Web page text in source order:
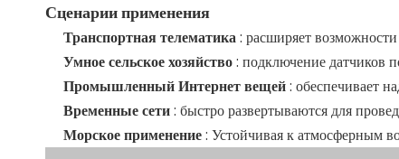
Сценарии применения
Транспортная телематика: расширяет
Умное сельское хозяйство: подключение датчиков
Промышленный Интернет вещей: обеспечивает
Временные сети: быстро развертываются для
Морское применение: Устойчивая к атмосферным